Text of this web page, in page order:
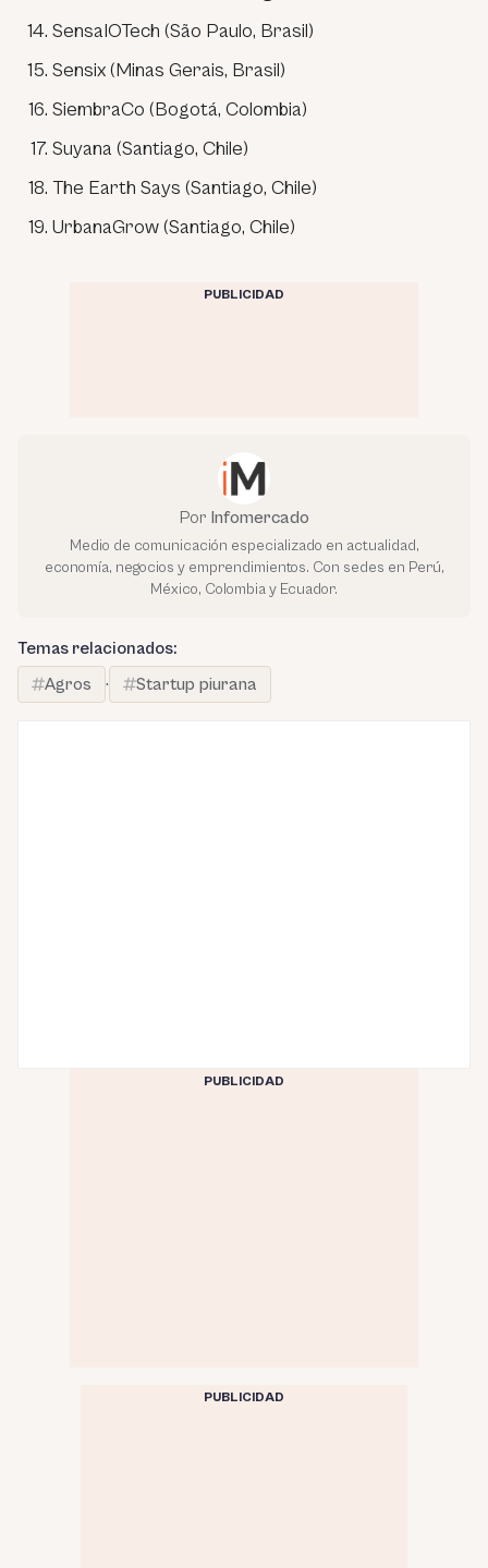
SensaIOTech (São Paulo, Brasil)
Sensix (Minas Gerais, Brasil)
SiembraCo (Bogotá, Colombia)
Suyana (Santiago, Chile)
The Earth Says (Santiago, Chile)
UrbanaGrow (Santiago, Chile)
PUBLICIDAD
Por Infomercado
Medio de comunicación especializado en actualidad,
economía, negocios y emprendimientos. Con sedes en Perú,
México, Colombia y Ecuador.
Temas relacionados:
Agros
· Startup piurana
PUBLICIDAD
PUBLICIDAD